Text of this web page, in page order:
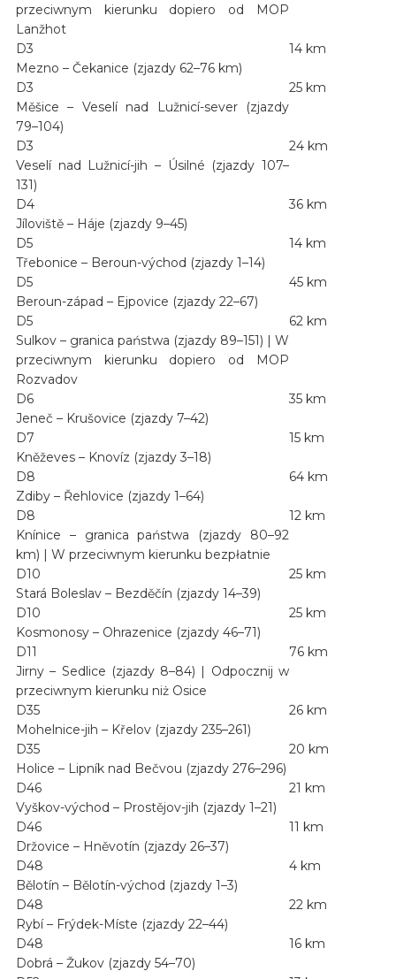
przeciwnym kierunku dopiero od MOP
Lanžhot
D3
Mezno – Čekanice (zjazdy 62–76 km)
14 km
D3
Měšice – Veselí nad Lužnicí-sever (zjazdy
79–104)
25 km
D3
Veselí nad Lužnicí-jih – Úsilné (zjazdy 107–
131)
24 km
D4
Jíloviště – Háje (zjazdy 9–45)
36 km
D5
Třebonice – Beroun-východ (zjazdy 1–14)
14 km
D5
Beroun-západ – Ejpovice (zjazdy 22–67)
45 km
D5
Sulkov – granica państwa (zjazdy 89–151) | W
przeciwnym kierunku dopiero od MOP
Rozvadov
62 km
D6
Jeneč – Krušovice (zjazdy 7–42)
35 km
D7
Kněževes – Knovíz (zjazdy 3–18)
15 km
D8
Zdiby – Řehlovice (zjazdy 1–64)
64 km
D8
Knínice – granica państwa (zjazdy 80–92
km) | W przeciwnym kierunku bezpłatnie
12 km
D10
Stará Boleslav – Bezděčín (zjazdy 14–39)
25 km
D10
Kosmonosy – Ohrazenice (zjazdy 46–71)
25 km
D11
Jirny – Sedlice (zjazdy 8–84) | Odpocznij w
przeciwnym kierunku niż Osice
76 km
D35
Mohelnice-jih – Křelov (zjazdy 235–261)
26 km
D35
Holice – Lipník nad Bečvou (zjazdy 276–296)
20 km
D46
Vyškov-východ – Prostějov-jih (zjazdy 1–21)
21 km
D46
Držovice – Hněvotín (zjazdy 26–37)
11 km
D48
Bělotín – Bělotín-východ (zjazdy 1–3)
4 km
D48
Rybí – Frýdek-Míste (zjazdy 22–44)
22 km
D48
Dobrá – Žukov (zjazdy 54–70)
16 km